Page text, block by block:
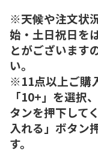
※天候や注文状
始・土日祝日を
とがございます
い。
※11点以上ご購
「10+」を選択
タンを押下して
入れる」ボタン
す。